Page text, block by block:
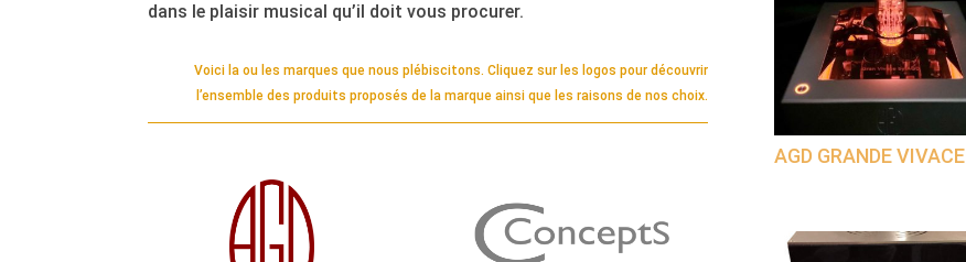
dans le plaisir musical qu’il doit vous procurer.
Voici la ou les marques que nous plébiscitons. Cliquez sur les logos pour découvrir
l’ensemble des produits proposés de la marque ainsi que les raisons de nos choix.
AGD GRANDE VIVACE